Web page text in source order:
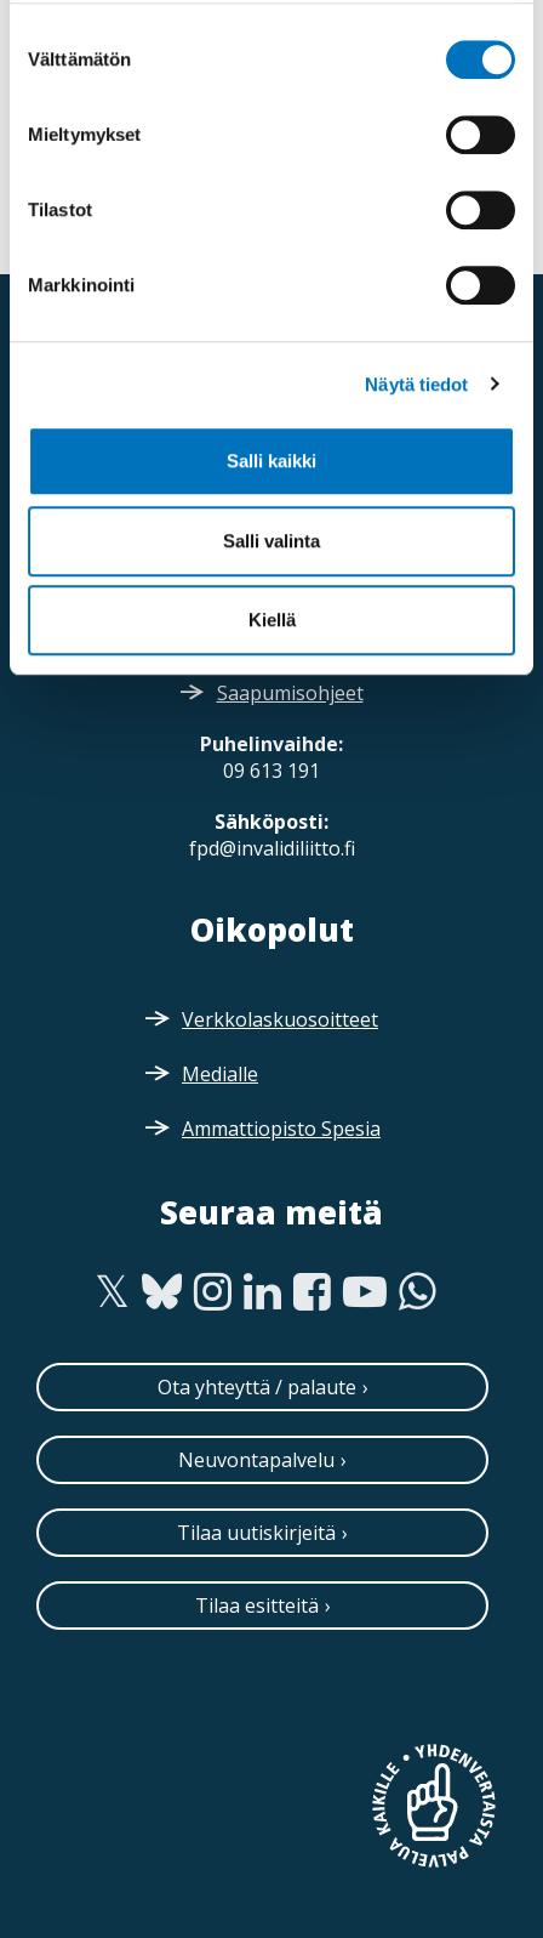
valinta
Välttämätön
Mieltymykset
Tilastot
Markkinointi
Näytä tiedot
Salli kaikki
Salli valinta
Kiellä
Yhteystiedot
Mannerheimintie 107,
Saapumisohjeet
Puhelinvaihde:
09 613 191
Sähköposti:
fpd@invalidiliitto.fi
Oikopolut
Verkkolaskuosoitteet
Medialle
Ammattiopisto Spesia
Seuraa meitä
Ota yhteyttä / palaute
Neuvontapalvelu
Tilaa uutiskirjeitä
Tilaa esitteitä